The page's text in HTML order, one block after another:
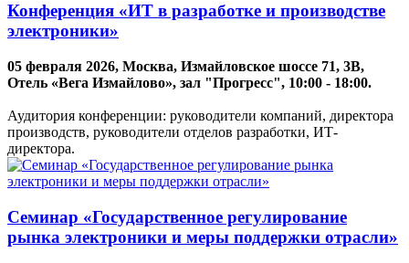
Конференция «ИТ в разработке и производстве
электроники»
05 февраля 2026, Москва, Измайловское шоссе 71, 3В,
Отель «Вега Измайлово», зал "Прогресс", 10:00 - 18:00.
Аудитория конференции: руководители компаний, директора
производств, руководители отделов разработки, ИТ-
директора.
Семинар «Государственное регулирование
рынка электроники и меры поддержки отрасли»